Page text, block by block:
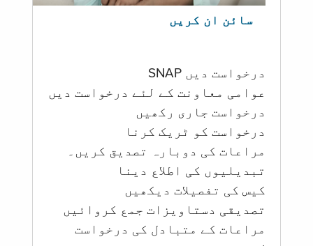
سائن ان کریں
درخواست دیں SNAP
عوامی معاونت کے لئے درخواست دیں
درخواست جاری رکھیں
درخواست کو ٹریک کرنا
مراعات کی دوبارہ تصدیق کریں۔
تبدیلیوں کی اطلاع دینا
کیس کی تفصیلات دیکھیں
تصدیقی دستاویزات جمع کروائیں
مراعات کے متبادل کی درخواست